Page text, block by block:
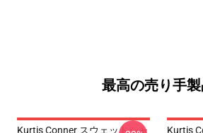
最高の売り手
Kurtis Conner スウェットシャ
Kurtis